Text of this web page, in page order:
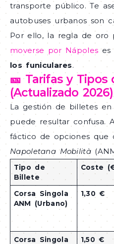
transporte público. Te
autobuses urbanos son
Por ello, la regla de oro
moverse por Nápoles es
los funiculares.
🎫 Tarifas y Tipos
(Actualizado 2026)
La gestión de billetes
puede resultar confusa.
fáctico de opciones
Napoletana Mobilità
Tipo de
Billete
Coste
Corsa Singola
ANM (Urbano)
1,30 €
Corsa Singola
1,50 €